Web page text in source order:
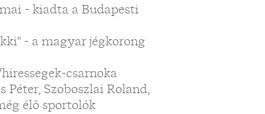
- kiadta a Budapesti
- a magyar jégkorong
csarnoka
Péter, Szoboszlai Roland,
élő sportolók